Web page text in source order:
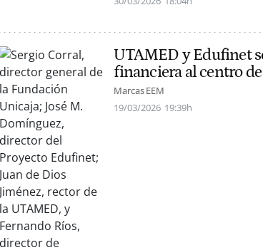
UTAMED y Edufinet
financiera al centro
Marcas EEM
19/03/2026 19:39h